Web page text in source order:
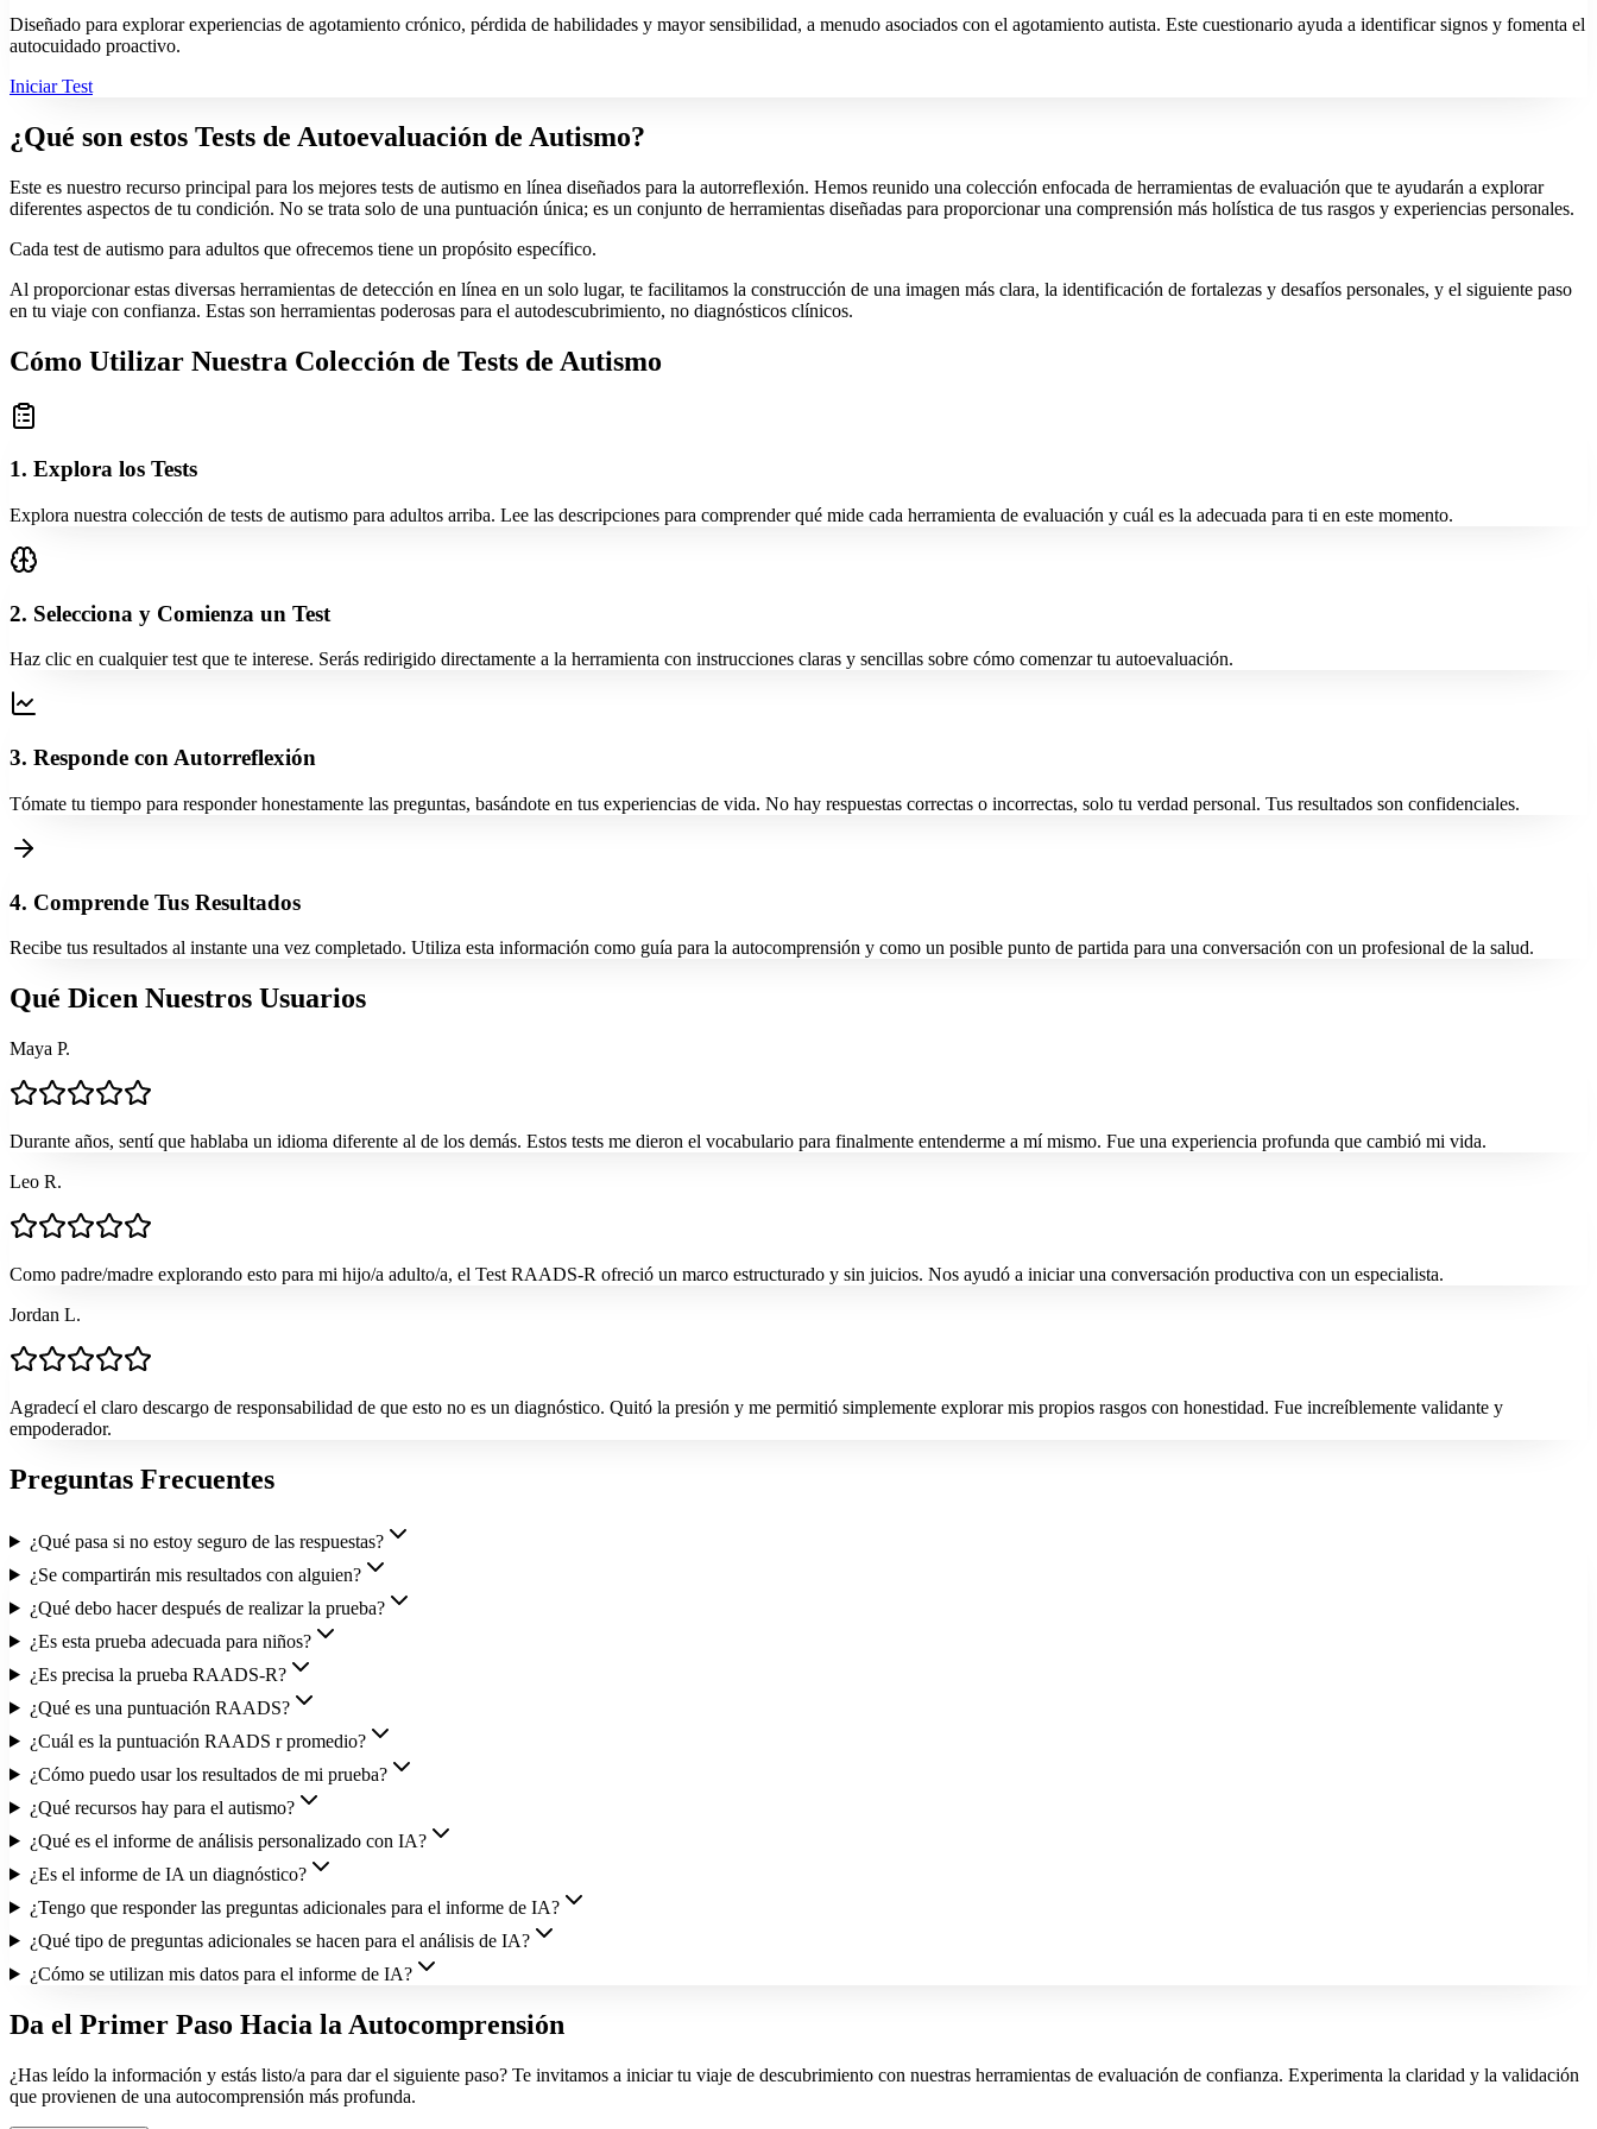
Diseñado para explorar experiencias de agotamiento crónico, pérdida de habilidades y mayor sensibilidad, a menudo asociados con el agotamiento autista. Este cuestionario ayuda a identificar signos y fomenta el
autocuidado proactivo.
Iniciar Test
¿Qué son estos Tests de Autoevaluación de Autismo?
Este es nuestro recurso principal para los mejores tests de autismo en línea diseñados para la autorreflexión. Hemos reunido una colección enfocada de herramientas de evaluación que te ayudarán a explorar
diferentes aspectos de tu condición. No se trata solo de una puntuación única; es un conjunto de herramientas diseñadas para proporcionar una comprensión más holística de tus rasgos y experiencias personales.
Cada test de autismo para adultos que ofrecemos tiene un propósito específico.
Al proporcionar estas diversas herramientas de detección en línea en un solo lugar, te facilitamos la construcción de una imagen más clara, la identificación de fortalezas y desafíos personales, y el siguiente paso
en tu viaje con confianza. Estas son herramientas poderosas para el autodescubrimiento, no diagnósticos clínicos.
Cómo Utilizar Nuestra Colección de Tests de Autismo
1. Explora los Tests
Explora nuestra colección de tests de autismo para adultos arriba. Lee las descripciones para comprender qué mide cada herramienta de evaluación y cuál es la adecuada para ti en este momento.
2. Selecciona y Comienza un Test
Haz clic en cualquier test que te interese. Serás redirigido directamente a la herramienta con instrucciones claras y sencillas sobre cómo comenzar tu autoevaluación.
3. Responde con Autorreflexión
Tómate tu tiempo para responder honestamente las preguntas, basándote en tus experiencias de vida. No hay respuestas correctas o incorrectas, solo tu verdad personal. Tus resultados son confidenciales.
4. Comprende Tus Resultados
Recibe tus resultados al instante una vez completado. Utiliza esta información como guía para la autocomprensión y como un posible punto de partida para una conversación con un profesional de la salud.
Qué Dicen Nuestros Usuarios
Maya P.
Durante años, sentí que hablaba un idioma diferente al de los demás. Estos tests me dieron el vocabulario para finalmente entenderme a mí mismo. Fue una experiencia profunda que cambió mi vida.
Leo R.
Como padre/madre explorando esto para mi hijo/a adulto/a, el Test RAADS-R ofreció un marco estructurado y sin juicios. Nos ayudó a iniciar una conversación productiva con un especialista.
Jordan L.
Agradecí el claro descargo de responsabilidad de que esto no es un diagnóstico. Quitó la presión y me permitió simplemente explorar mis propios rasgos con honestidad. Fue increíblemente validante y
empoderador.
Preguntas Frecuentes
¿Qué pasa si no estoy seguro de las respuestas?
¿Se compartirán mis resultados con alguien?
¿Qué debo hacer después de realizar la prueba?
¿Es esta prueba adecuada para niños?
¿Es precisa la prueba RAADS-R?
¿Qué es una puntuación RAADS?
¿Cuál es la puntuación RAADS r promedio?
¿Cómo puedo usar los resultados de mi prueba?
¿Qué recursos hay para el autismo?
¿Qué es el informe de análisis personalizado con IA?
¿Es el informe de IA un diagnóstico?
¿Tengo que responder las preguntas adicionales para el informe de IA?
¿Qué tipo de preguntas adicionales se hacen para el análisis de IA?
¿Cómo se utilizan mis datos para el informe de IA?
Da el Primer Paso Hacia la Autocomprensión
¿Has leído la información y estás listo/a para dar el siguiente paso? Te invitamos a iniciar tu viaje de descubrimiento con nuestras herramientas de evaluación de confianza. Experimenta la claridad y la validación
que provienen de una autocomprensión más profunda.